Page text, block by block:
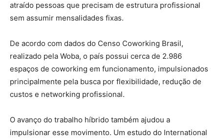
atraído pessoas que precisam de estrutura profissional
sem assumir mensalidades fixas.
De acordo com dados do Censo Coworking Brasil,
realizado pela Woba, o país possui cerca de 2.986
espaços de coworking em funcionamento, impulsionados
principalmente pela busca por flexibilidade, redução de
custos e networking profissional.
O avanço do trabalho híbrido também ajudou a
impulsionar esse movimento. Um estudo do International